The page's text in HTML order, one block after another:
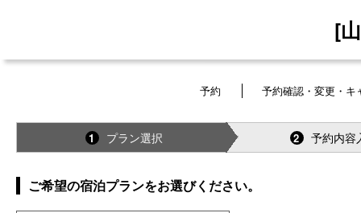
[
予約 予約確認・変更・キ
1 プラン選択 2 予約内容
ご希望の宿泊プランをお選びください。